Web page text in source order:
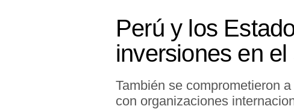
Perú y los
inversiones en
También se comprometieron
con organizaciones